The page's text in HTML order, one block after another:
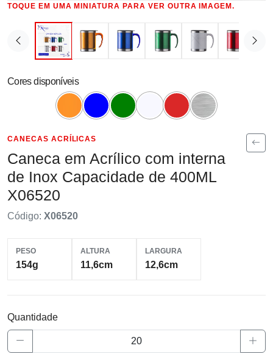
TOQUE EM UMA MINIATURA PARA VER OUTRA IMAGEM.
Cores disponíveis
CANECAS ACRÍLICAS
Caneca em Acrílico com interna
de Inox Capacidade de 400ML
X06520
Código: X06520
PESO
154g
ALTURA
11,6cm
LARGURA
12,6cm
Quantidade